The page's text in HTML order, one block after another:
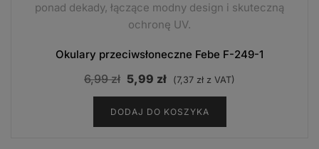
ponad dekady, łączące modny design i skuteczną
ochronę UV.
Okulary przeciwsłoneczne Febe F-249-1
6,99zł Pierwotna
cena
wynosiła:
6,99 zł.
5,99 zł Aktualna
cena
wynosi:
5,99 zł.
(7,37 zł z VAT)
DODAJ DO KOSZYKA